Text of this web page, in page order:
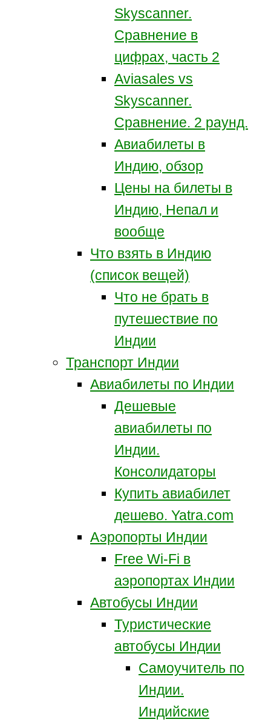
Skyscanner.
Сравнение в
цифрах, часть 2
Aviasales vs
Skyscanner.
Сравнение. 2 раунд.
Авиабилеты в
Индию, обзор
Цены на билеты в
Индию, Непал и
вообще
Что взять в Индию
(список вещей)
Что не брать в
путешествие по
Индии
Транспорт Индии
Авиабилеты по Индии
Дешевые
авиабилеты по
Индии.
Консолидаторы
Купить авиабилет
дешево. Yatra.com
Аэропорты Индии
Free Wi-Fi в
аэропортах Индии
Автобусы Индии
Туристические
автобусы Индии
Самоучитель по
Индии.
Индийские